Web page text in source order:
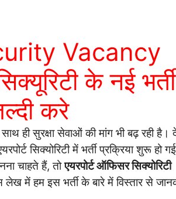
Vacancy
के नई भर्ती
करे
ही सुरक्षा सेवाओं की मांग भी बढ़ रही है।
सिक्योरिटी में भर्ती प्रक्रिया शुरू हो गई
चाहते हैं, तोएयरपोर्ट ऑफिसर सिक्योरिटी
में हम इस भर्ती के बारे में विस्तार से